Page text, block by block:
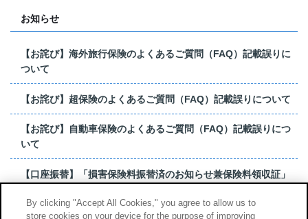
お知らせ
【お詫び】海外旅行保険のよくあるご質問（FAQ）記載誤りに
ついて
【お詫び】超保険のよくあるご質問（FAQ）記載誤りについて
【お詫び】自動車保険のよくあるご質問（FAQ）記載誤りにつ
いて
【口座振替】「損害保険料振替済のお知らせ兼保険料領収証」
By clicking "Accept All Cookies," you agree to allow us to
store cookies on your device for the purpose of improving